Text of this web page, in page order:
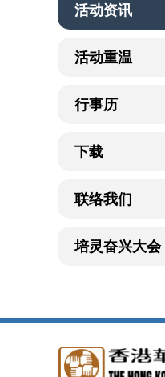
活动资讯
活动重温
行事历
下载
联络我们
培灵奋兴大会